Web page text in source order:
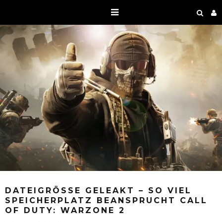
DATEIGRÖSSE GELEAKT – SO VIEL S
PEICHERPLATZ BEANSPRUCHT CALL O
F DUTY: WARZONE 2